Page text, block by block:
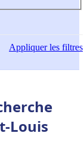
Appliquerles filtres
Louis